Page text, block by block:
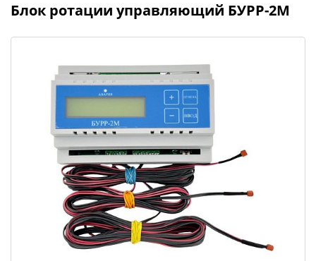
Блок ротации управляющий БУРР-2М